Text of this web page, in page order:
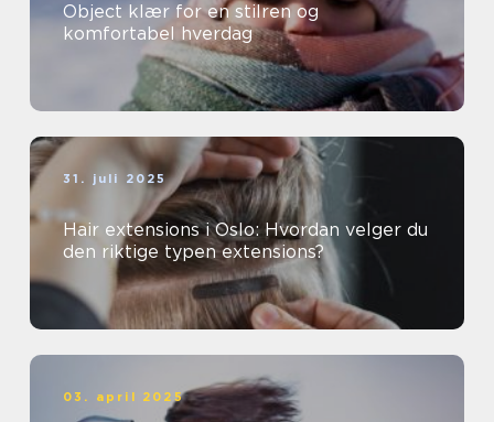
Object klær for en stilren og
komfortabel hverdag
31. juli 2025
Hair extensions i Oslo: Hvordan velger du
den riktige typen extensions?
03. april 2025